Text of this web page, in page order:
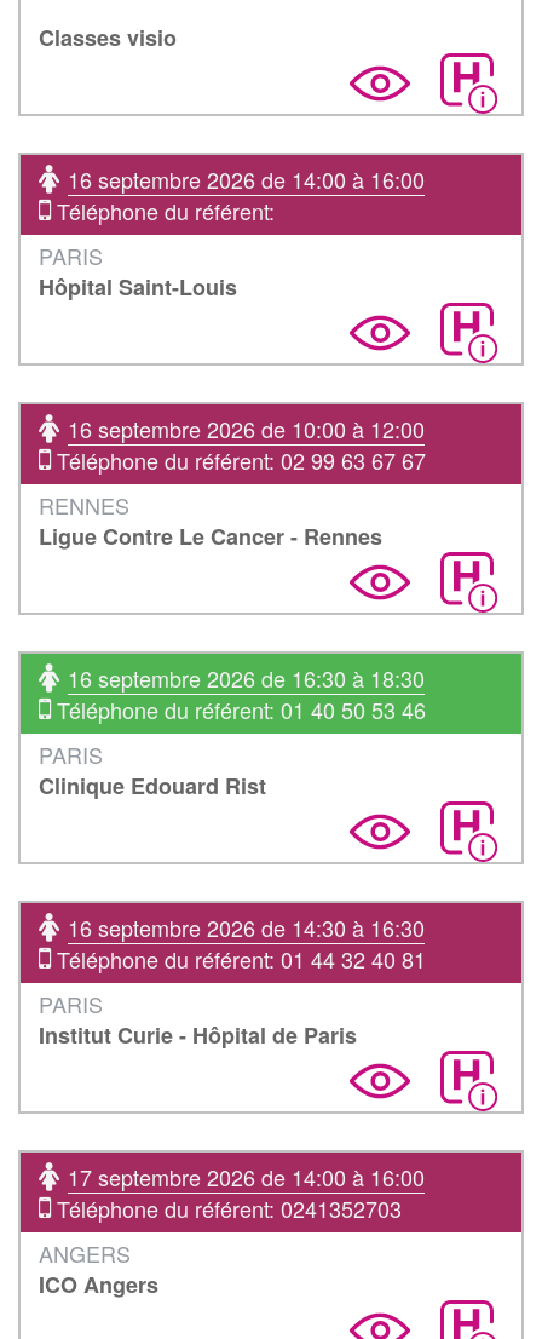
Classes visio
16 septembre 2026 de 14:00 à 16:00
Téléphone du référent:
PARIS
Hôpital Saint-Louis
16 septembre 2026 de 10:00 à 12:00
Téléphone du référent: 02 99 63 67 67
RENNES
Ligue Contre Le Cancer - Rennes
16 septembre 2026 de 16:30 à 18:30
Téléphone du référent: 01 40 50 53 46
PARIS
Clinique Edouard Rist
16 septembre 2026 de 14:30 à 16:30
Téléphone du référent: 01 44 32 40 81
PARIS
Institut Curie - Hôpital de Paris
17 septembre 2026 de 14:00 à 16:00
Téléphone du référent: 0241352703
ANGERS
ICO Angers